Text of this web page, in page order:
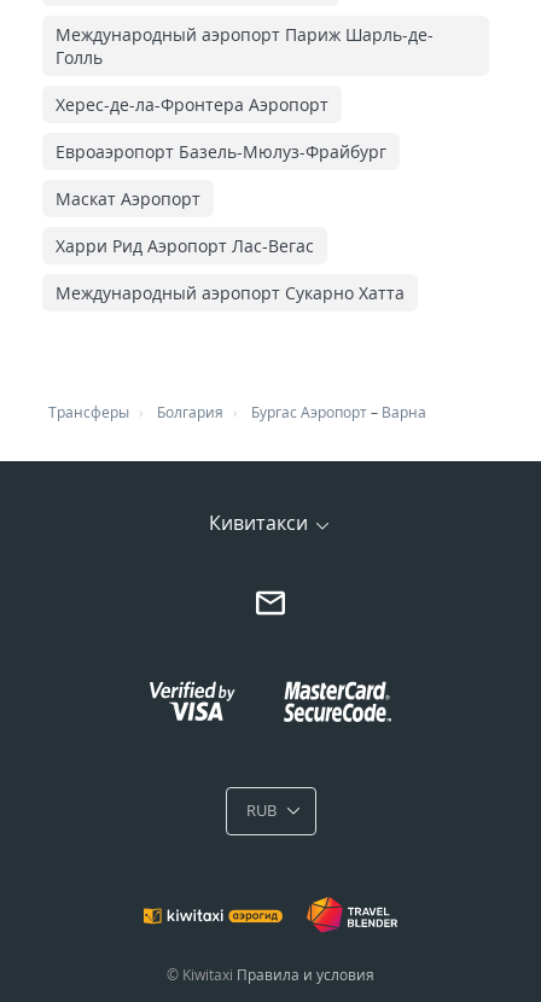
Международный аэропорт Париж Шарль-де-
Голль
Херес-де-ла-Фронтера Аэропорт
Евроаэропорт Базель-Мюлуз-Фрайбург
Маскат Аэропорт
Харри Рид Аэропорт Лас-Вегас
Международный аэропорт Сукарно Хатта
Трансферы Болгария Бургас Аэропорт– Варна
Кивитакси
RUB
© Kiwitaxi Правила и условия